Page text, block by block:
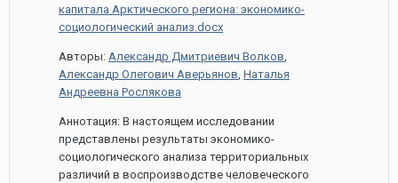
капитала Арктического региона: экономико-
социологический анализ.docx
Авторы: Александр Дмитриевич Волков,
Александр Олегович Аверьянов, Наталья
Андреевна Рослякова
Аннотация: В настоящем исследовании
представлены результаты экономико-
социологического анализа территориальных
различий в воспроизводстве человеческого